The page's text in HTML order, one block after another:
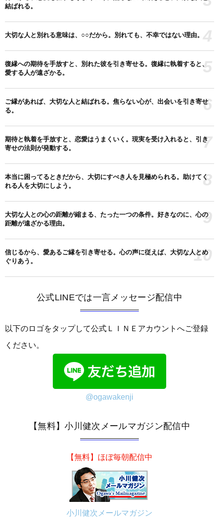
結ばれる。
大切な人と別れる意味は、○○だから。別れても、不幸ではない理由。 4
復縁への期待を手放すと、別れた彼を引き寄せる。復縁に執着すると、
愛する人が遠ざかる。
5
ご縁があれば、大切な人と結ばれる。焦らない心が、出会いを引き寄せ
る。
6
期待と執着を手放すと、恋愛はうまくいく。現実を受け入れると、引き
寄せの法則が発動する。
7
本当に困ってるときだから、大切にすべき人を見極められる。助けてく
れる人を大切にしよう。
8
大切な人との心の距離が縮まる、たった一つの条件。好きなのに、心の
距離が遠ざかる理由。
9
信じるから、愛あるご縁を引き寄せる。心の声に従えば、大切な人とめ
ぐりあう。
10
公式LINEでは一言メッセージ配信中
以下のロゴをタップして公式ＬＩＮＥアカウントへご登録
ください。
@ogawakenji
【無料】小川健次メールマガジン配信中
【無料】ほぼ毎朝配信中
小川健次メールマガジン